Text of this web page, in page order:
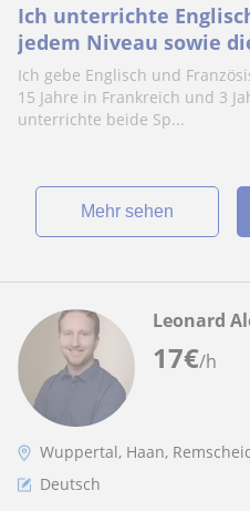
Ich unterrichte
jedem Niveau sowie
Diplome.Ich habe15
Jahre in England gelebt
Ich gebe Englisch und
15 Jahre in Frankreich und 3
unterrichte beide Sp...
Mehr sehen
17€/h
Leonard
Wuppertal, Haan,
Deutsch